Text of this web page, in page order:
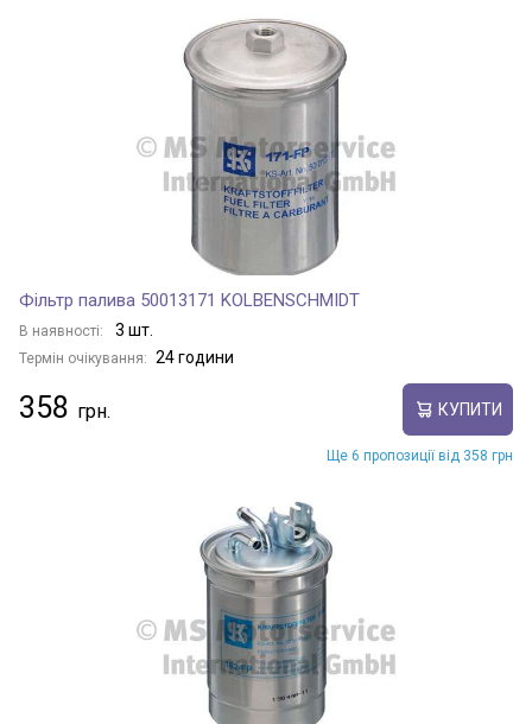
Фільтр палива 50013171 KOLBENSCHMIDT
В наявності: 3 шт.
Термін очікування: 24 години
358 КУПИТИ
Ще 6 пропозиції від 358 грн